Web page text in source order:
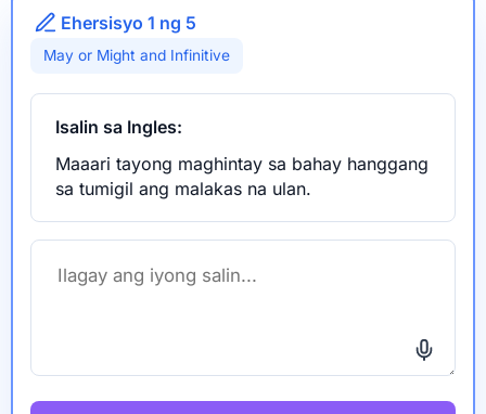
Ehersisyo 1 ng 5
May or Might and Infinitive
Isalin sa Ingles:
Maaari tayong maghintay sa bahay hanggang
sa tumigil ang malakas na ulan.